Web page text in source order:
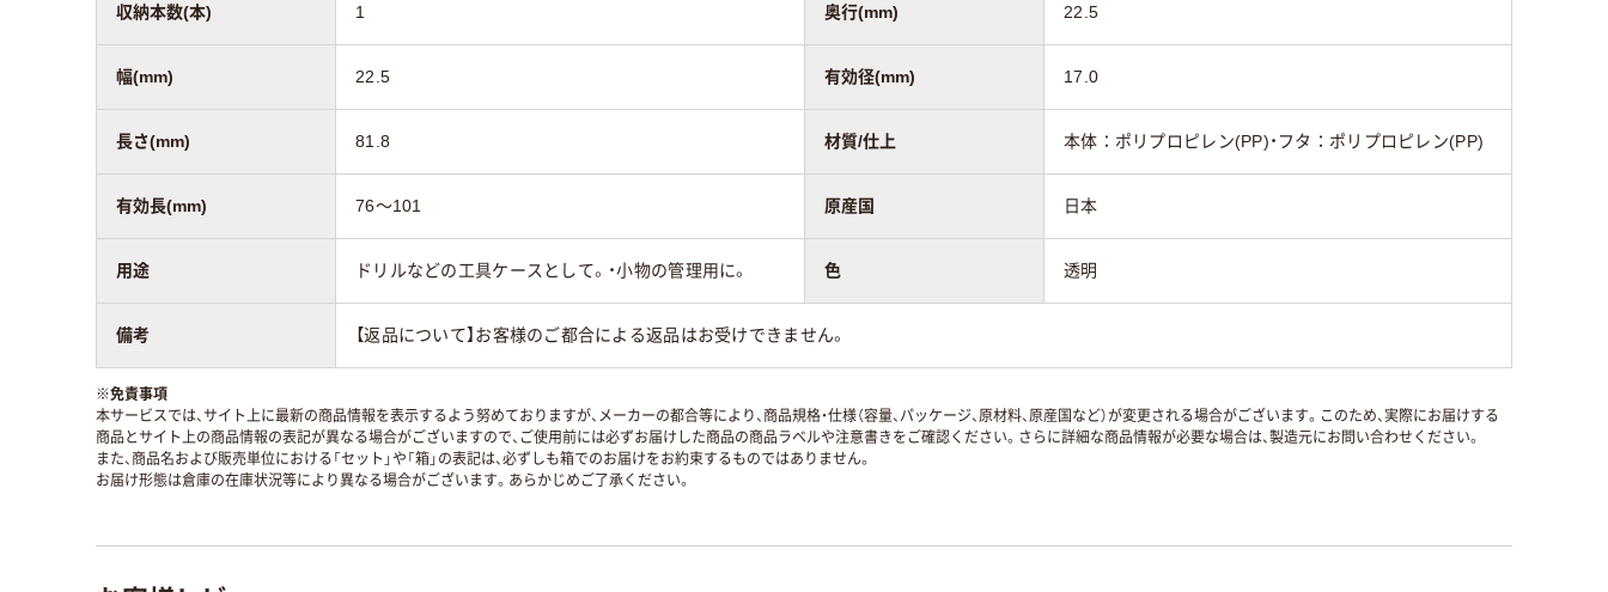
収納本数(本) 1 奥行(mm) 22.5
幅(mm) 22.5 有効径(mm) 17.0
長さ(mm) 81.8 材質/仕上 本体：ポリプロピレン(PP)・フタ：ポリプロピレン(PP)
有効長(mm) 76～101 原産国 日本
用途 ドリルなどの工具ケースとして。・小物の管理用に。 色 透明
備考 【返品について】お客様のご都合による返品はお受けできません。
※免責事項
本サービスでは、サイト上に最新の商品情報を表示するよう努めておりますが、メーカーの都合等により、商品規格・仕様（容量、パッケージ、原材料、原産国など）が変更される場合がございます。このため、実際にお届けする
商品とサイト上の商品情報の表記が異なる場合がございますので、ご使用前には必ずお届けした商品の商品ラベルや注意書きをご確認ください。さらに詳細な商品情報が必要な場合は、製造元にお問い合わせください。
また、商品名および販売単位における「セット」や「箱」の表記は、必ずしも箱でのお届けをお約束するものではありません。
お届け形態は倉庫の在庫状況等により異なる場合がございます。あらかじめご了承ください。